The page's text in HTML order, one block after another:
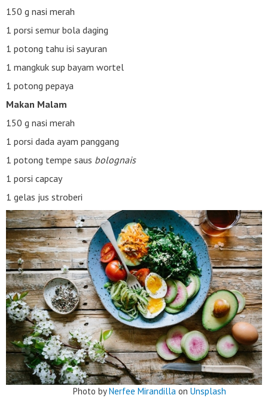
150 g nasi merah
1 porsi semur bola daging
1 potong tahu isi sayuran
1 mangkuk sup bayam wortel
1 potong pepaya
Makan Malam
150 g nasi merah
1 porsi dada ayam panggang
1 potong tempe saus bolognais
1 porsi capcay
1 gelas jus stroberi
Photo byNerfee Mirandilla on Unsplash